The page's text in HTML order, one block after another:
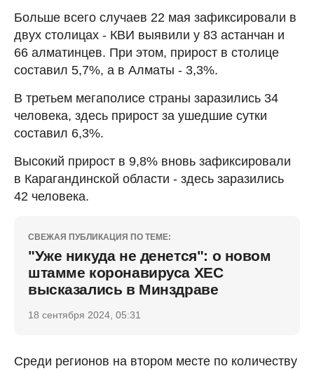
Больше всего случаев 22 мая зафиксировали в
двух столицах - КВИ выявили у 83 астанчан и
66 алматинцев. При этом, прирост в столице
составил 5,7%, а в Алматы - 3,3%.
В третьем мегаполисе страны заразились 34
человека, здесь прирост за ушедшие сутки
составил 6,3%.
Высокий прирост в 9,8% вновь зафиксировали
в Карагандинской области - здесь заразились
42 человека.
СВЕЖАЯ ПУБЛИКАЦИЯ ПО ТЕМЕ:
"Уже никуда не денется": о новом
штамме коронавируса ХЕС
высказались в Минздраве
18 сентября 2024, 05:31
Среди регионов на втором месте по количеству